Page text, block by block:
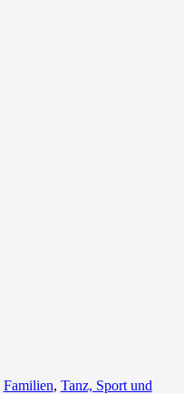
Familien, Tanz, Sport und